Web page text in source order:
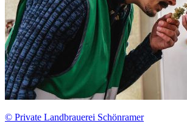
© Private Landbrauerei Schönramer